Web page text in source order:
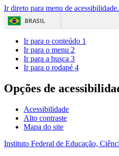
Ir direto para menu de acessibilidade.
BRASIL
Ir para o conteúdo 1
Ir para o menu 2
Ir para a busca 3
Ir para o rodapé 4
Opções de
Acessibilidade
Alto contraste
Mapa do site
Instituto Federal de Educação,